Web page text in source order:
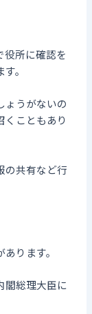
役所に確認を
。
ょうがないの
くこともあり
の共有など行
ります。
閣総理大臣に